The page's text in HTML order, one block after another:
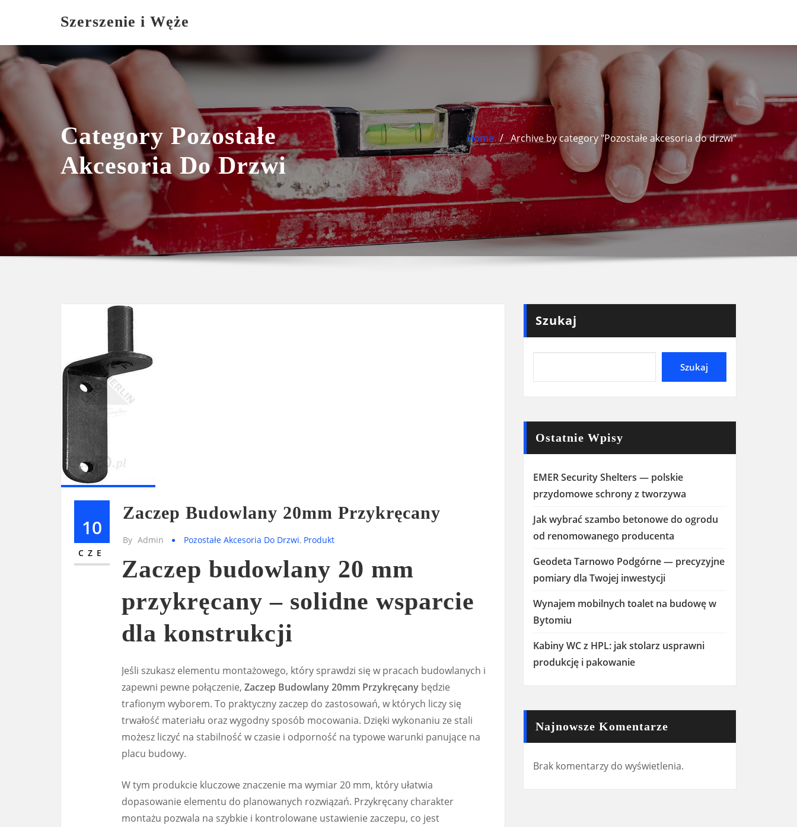
Szerszenie i Węże
Category Pozostałe
Akcesoria Do Drzwi
Home Archive by category "Pozostałe akcesoria do drzwi"
10
CZE
Zaczep Budowlany 20mm Przykręcany
By Admin Pozostałe Akcesoria Do Drzwi, Produkt
Zaczep budowlany 20 mm
przykręcany – solidne wsparcie
dla konstrukcji
Jeśli szukasz elementu montażowego, który sprawdzi się w pracach budowlanych i
zapewni pewne połączenie, Zaczep Budowlany 20mm Przykręcany będzie
trafionym wyborem. To praktyczny zaczep do zastosowań, w których liczy się
trwałość materiału oraz wygodny sposób mocowania. Dzięki wykonaniu ze stali
możesz liczyć na stabilność w czasie i odporność na typowe warunki panujące na
placu budowy.
W tym produkcie kluczowe znaczenie ma wymiar 20 mm, który ułatwia
dopasowanie elementu do planowanych rozwiązań. Przykręcany charakter
montażu pozwala na szybkie i kontrolowane ustawienie zaczepu, co jest
Szukaj
Szukaj
Ostatnie Wpisy
EMER Security Shelters — polskie
przydomowe schrony z tworzywa
Jak wybrać szambo betonowe do ogrodu
od renomowanego producenta
Geodeta Tarnowo Podgórne — precyzyjne
pomiary dla Twojej inwestycji
Wynajem mobilnych toalet na budowę w
Bytomiu
Kabiny WC z HPL: jak stolarz usprawni
produkcję i pakowanie
Najnowsze Komentarze
Brak komentarzy do wyświetlenia.